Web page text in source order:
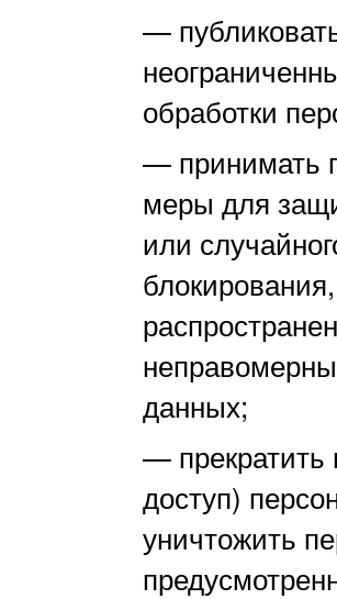
—
обработки
— принимать
меры для
или
данных;
—
доступ)
уничтожить